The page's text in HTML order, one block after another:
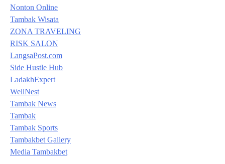
Nonton Online
Tambak Wisata
ZONA TRAVELING
RISK SALON
LangsaPost.com
Side Hustle Hub
LadakhExpert
WellNest
Tambak News
Tambak
Tambak Sports
Tambakbet Gallery
Media Tambakbet